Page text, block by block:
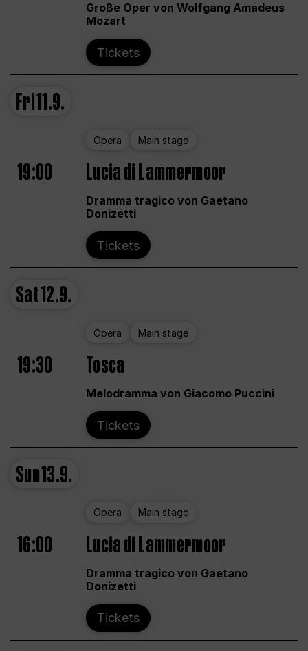
Große Oper von Wolfgang Amadeus
Mozart
Tickets
Fri11.9.
Opera Main stage
19:00 Lucia di Lammermoor
Dramma tragico von Gaetano
Donizetti
Tickets
Sat12.9.
Opera Main stage
19:30 Tosca
Melodramma von Giacomo Puccini
Tickets
Sun13.9.
Opera Main stage
16:00 Lucia di Lammermoor
Dramma tragico von Gaetano
Donizetti
Tickets